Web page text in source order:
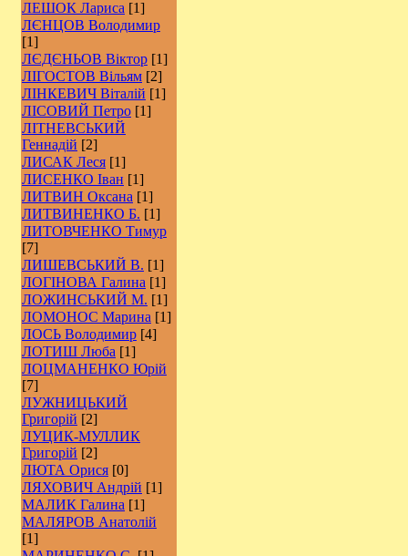
ЛЕШОК Лариса [1]
ЛЄНЦОВ Володимир
[1]
ЛЄДЄНЬОВ Віктор [1]
ЛІГОСТОВ Вільям [2]
ЛІНКЕВИЧ Віталій [1]
ЛІСОВИЙ Петро [1]
ЛІТНЕВСЬКИЙ
Геннадій [2]
ЛИСАК Леся [1]
ЛИСЕНКО Іван [1]
ЛИТВИН Оксана [1]
ЛИТВИНЕНКО Б. [1]
ЛИТОВЧЕНКО Тимур
[7]
ЛИШЕВСЬКИЙ В. [1]
ЛОГІНОВА Галина [1]
ЛОЖИНСЬКИЙ М. [1]
ЛОМОНОС Марина [1]
ЛОСЬ Володимир [4]
ЛОТИШ Люба [1]
ЛОЦМАНЕНКО Юрій
[7]
ЛУЖНИЦЬКИЙ
Григорій [2]
ЛУЦИК-МУЛЛИК
Григорій [2]
ЛЮТА Орися [0]
ЛЯХОВИЧ Андрій [1]
МАЛИК Галина [1]
МАЛЯРОВ Анатолій
[1]